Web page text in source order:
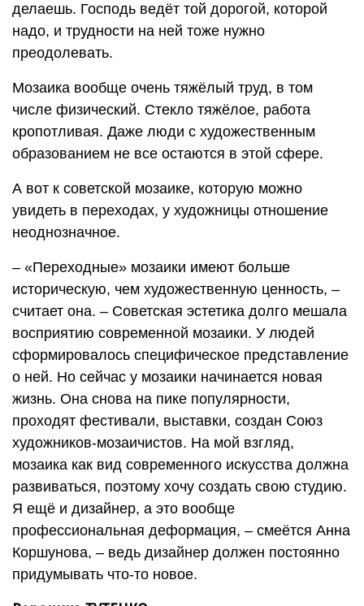
делаешь. Господь ведёт той дорогой, которой
надо, и трудности на ней тоже нужно
преодолевать.
Мозаика вообще очень тяжёлый труд, в том
числе физический. Стекло тяжёлое, работа
кропотливая. Даже люди с художественным
образованием не все остаются в этой сфере.
А вот к советской мозаике, которую можно
увидеть в переходах, у художницы отношение
неоднозначное.
– «Переходные» мозаики имеют больше
историческую, чем художественную ценность, –
считает она. – Советская эстетика долго мешала
восприятию современной мозаики. У людей
сформировалось специфическое представление
о ней. Но сейчас у мозаики начинается новая
жизнь. Она снова на пике популярности,
проходят фестивали, выставки, создан Союз
художников-мозаичистов. На мой взгляд,
мозаика как вид современного искусства должна
развиваться, поэтому хочу создать свою студию.
Я ещё и дизайнер, а это вообще
профессиональная деформация, – смеётся Анна
Коршунова, – ведь дизайнер должен постоянно
придумывать что-то новое.